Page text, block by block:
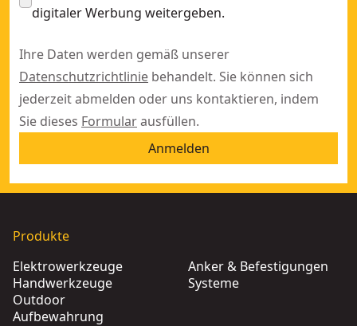
digitaler Werbung weitergeben.
Ihre Daten werden gemäß unserer
Datenschutzrichtlinie behandelt. Sie können sich
jederzeit abmelden oder uns kontaktieren, indem
Sie dieses Formularausfüllen.
Anmelden
Produkte
Elektrowerkzeuge
Handwerkzeuge
Outdoor
Aufbewahrung
Anker & Befestigungen
Systeme